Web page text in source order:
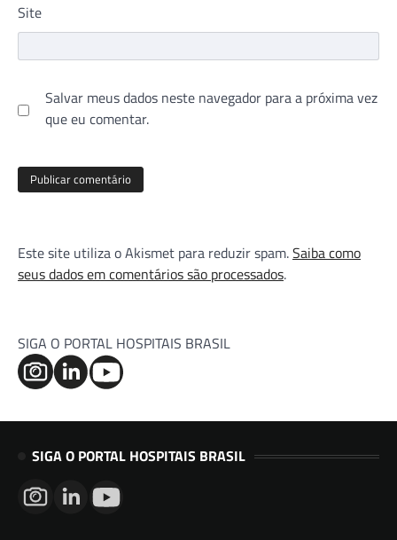
Site
Salvar meus dados neste navegador para a próxima vez
que eu comentar.
Este site utiliza o Akismet para reduzir spam.Saiba como
seus dados em comentários são processados.
SIGA O PORTAL HOSPITAIS BRASIL
SIGA O PORTAL HOSPITAIS BRASIL